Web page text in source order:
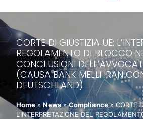
CORTE DI GIUSTIZIA UE:
REGOLAMENTO DI BLOCCO
CONCLUSIONI
(CAUSA BANK MELLI IRAN
DEUTSCHLAND)
Home » News » Compliance » CORTE
L’INTERPRETAZIONE DEL